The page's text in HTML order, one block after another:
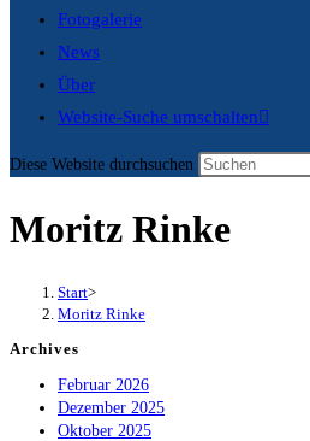
Fotogalerie
News
Über
Website-Suche umschalten
Diese Website durchsuchen
Moritz Rinke
Start>
Moritz Rinke
Archives
Februar 2026
Dezember 2025
Oktober 2025